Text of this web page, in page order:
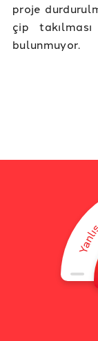
proje
çip
bulunmuyor.